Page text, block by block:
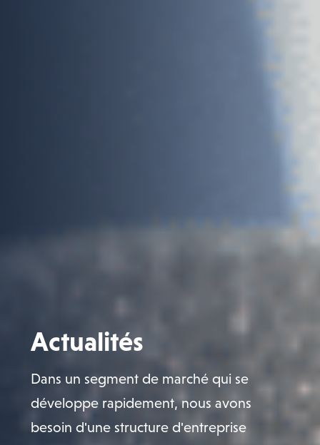
Actualités
Dans un segment de marché qui se
développe rapidement, nous avons
besoin d'une structure d'entreprise